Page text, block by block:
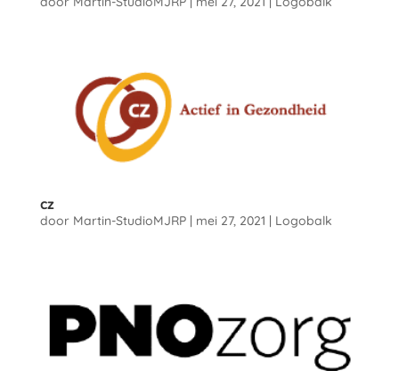
cz
door Martin-StudioMJRP| mei 27, 2021 | Logobalk